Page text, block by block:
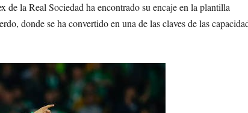
de la Real Sociedad ha encontrado su encaje en la plantilla
donde se ha convertido en una de las claves de las